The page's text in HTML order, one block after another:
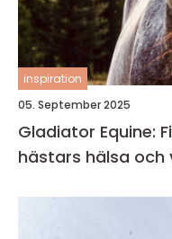
inspiration
05. September 2025
Gladiator Equine:
hästars hälsa och